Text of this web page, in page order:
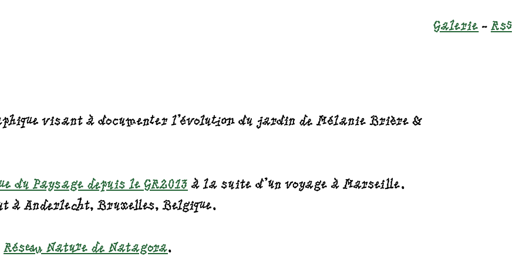
Galerie Rss
visant à documenter l'évolution du jardin de Mélanie Brière &
du Paysage depuis le GR2013 à la suite d'un voyage à Marseille.
à Anderlecht, Bruxelles, Belgique.
Réseau Nature de Natagora.